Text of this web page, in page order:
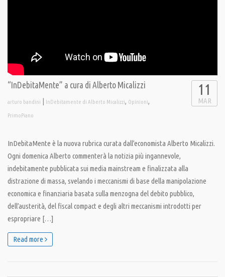
“InDebitaMente” a cura di Alberto Micalizzi
arturo bandini | InDebitamente di Alberto Micalizzi, Opinioni,
PrimoPiano
11
MAR
InDebitaMente è la nuova rubrica curata dall’economista Alberto Micalizzi.
Ogni domenica Alberto commenterà la notizia più ingannevole,
indebitamente pubblicata sui media mainstream e finalizzata alla
distrazione di massa, svelando i meccanismi di base della manipolazione
economica e finanziaria basata sulla menzogna del debito pubblico,
dell’austerità, del fiscal compact e degli altri meccanismi introdotti per
espropriare […]
Read more